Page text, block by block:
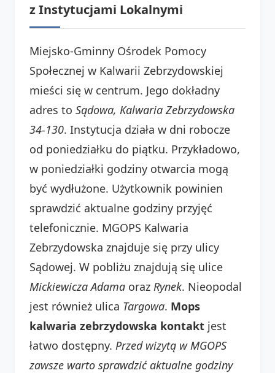
z Instytucjami Lokalnymi
Miejsko-Gminny Ośrodek Pomocy
Społecznej w Kalwarii Zebrzydowskiej
mieści się w centrum. Jego dokładny
adres to Sądowa, Kalwaria Zebrzydowska
34-130. Instytucja działa w dni robocze
od poniedziałku do piątku. Przykładowo,
w poniedziałki godziny otwarcia mogą
być wydłużone. Użytkownik powinien
sprawdzić aktualne godziny przyjęć
telefonicznie. MGOPS Kalwaria
Zebrzydowska znajduje się przy ulicy
Sądowej. W pobliżu znajdują się ulice
Mickiewicza Adama oraz Rynek. Nieopodal
jest również ulica Targowa. Mops
kalwaria zebrzydowska kontakt jest
łatwo dostępny. Przed wizytą w MGOPS
zawsze warto sprawdzić aktualne godziny